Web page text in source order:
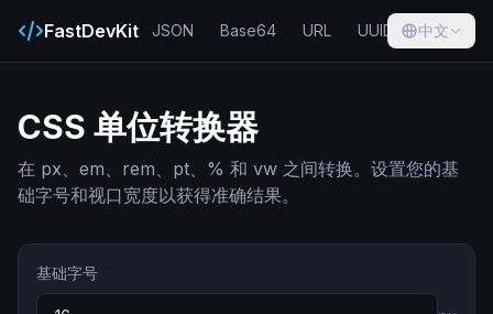
FastDevKit JSON Base64 URL UUID Hash
中文
CSS 单位转换器
在 px、em、rem、pt、% 和 vw 之间转换。设置您的基
础字号和视口宽度以获得准确结果。
基础字号